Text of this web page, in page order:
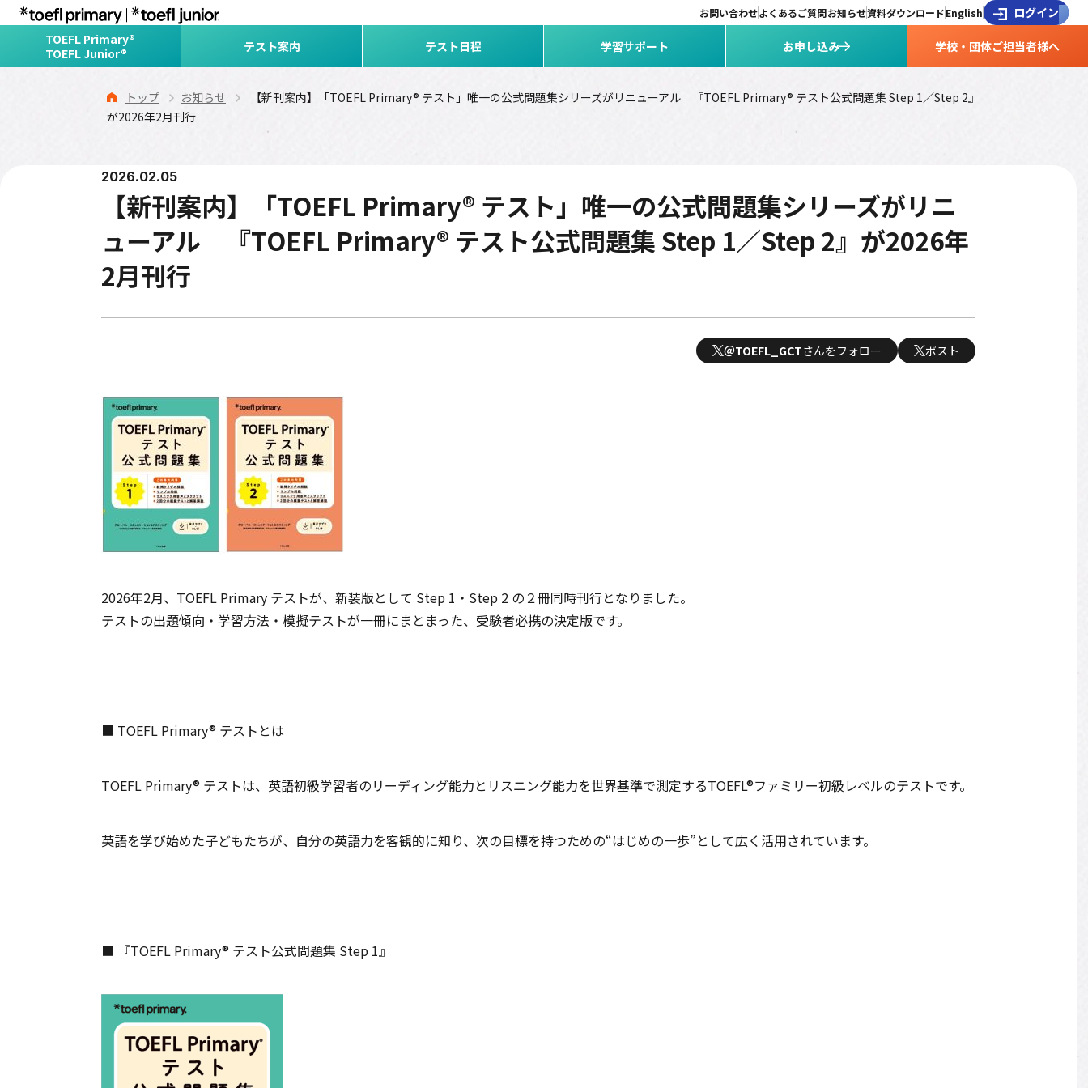
TOEFL Primary®
TOEFL Junior®
テスト案内 テスト日程 学習サポート お申し込み 学校・団体ご担当者様へ
お問い合わせよくあるご質問お知らせ資料ダウンロードEnglish ログイン
トップ お知らせ
【新刊案内】「TOEFL Primary® テスト」唯一の公式問題集シリーズがリニューアル 『TOEFL Primary® テスト公式問題集 Step 1／Step 2』
が2026年2月刊行
2026.02.05
【新刊案内】「TOEFL Primary® テスト」唯一の公式問題集シリーズがリニ
ューアル 『TOEFL Primary® テスト公式問題集 Step 1／Step 2』が2026年
2月刊行
＠TOEFL_GCTさんをフォロー ポスト
2026年2月、TOEFL Primary テストが、新装版として Step 1・Step 2 の２冊同時刊行となりました。
テストの出題傾向・学習方法・模擬テストが一冊にまとまった、受験者必携の決定版です。
■ TOEFL Primary® テストとは
TOEFL Primary® テストは、英語初級学習者のリーディング能力とリスニング能力を世界基準で測定するTOEFL®ファミリー初級レベルのテストです。
英語を学び始めた子どもたちが、自分の英語力を客観的に知り、次の目標を持つための“はじめの一歩”として広く活用されています。
■ 『TOEFL Primary® テスト公式問題集 Step 1』